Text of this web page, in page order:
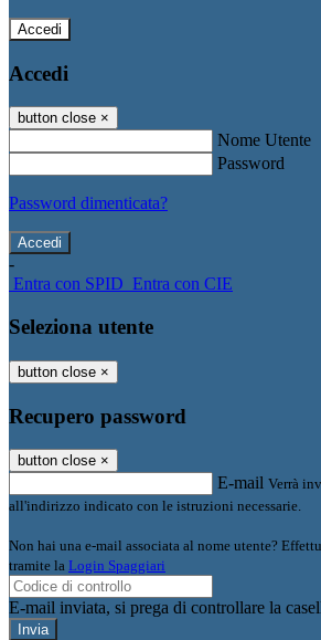
Accedi
Accedi
button close ×
Nome Utente
Password
Password dimenticata?
-
Entra con SPID Entra con CIE
Seleziona utente
button close ×
Recupero password
button close ×
E-mail Verrà
all'indirizzo indicato con le istruzioni necessarie.
Non hai una e-mail associata al nome utente?
tramite la Login Spaggiari
E-mail inviata, si prega di controllare la